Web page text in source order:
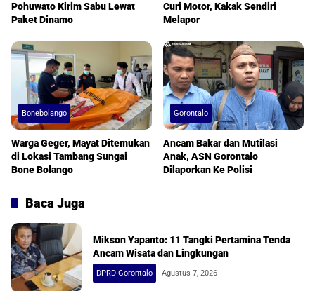
Pohuwato Kirim Sabu Lewat
Paket Dinamo
Curi Motor, Kakak Sendiri
Melapor
Bonebolango
Warga Geger, Mayat Ditemukan
di Lokasi Tambang Sungai
Bone Bolango
Gorontalo
Ancam Bakar dan Mutilasi
Anak, ASN Gorontalo
Dilaporkan Ke Polisi
Baca Juga
Mikson Yapanto: 11 Tangki Pertamina Tenda
Ancam Wisata dan Lingkungan
DPRD Gorontalo Agustus 7, 2026